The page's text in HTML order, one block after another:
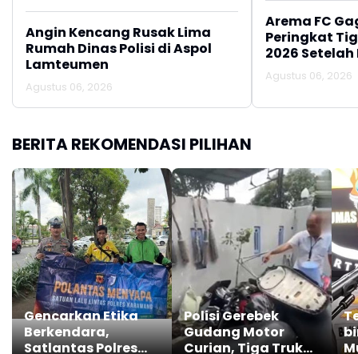
Angin Kencang Rusak Lima
Rumah Dinas Polisi di Aspol
Lamteumen
Agustus 06, 2026
Arema FC
Peringkat
2026
Persija
Agustus 06, 2026
BERITA REKOMENDASI PILIHAN
Gencarkan Etika
Berkendara,
Satlantas Polres
Polisi Gerebek
Gudang Motor
Curian, Tiga Truk